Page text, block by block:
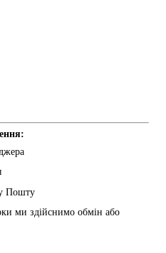
Пошту
ми здійснимо обмін або